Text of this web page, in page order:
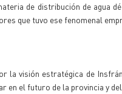
de distribución de agua
que tuvo ese fenomenal
la visión estratégica de
en el futuro de la provincia y del